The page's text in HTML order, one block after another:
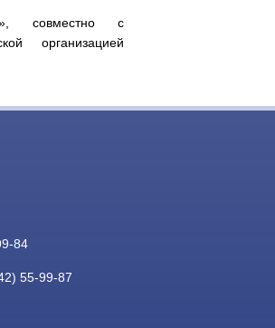
совместно с
организацией
84
55-99-87